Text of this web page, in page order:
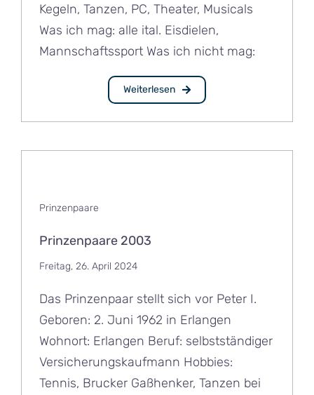
Kegeln, Tanzen, PC, Theater, Musicals
Was ich mag: alle ital. Eisdielen,
Mannschaftssport Was ich nicht mag:
Weiterlesen
Prinzenpaare
Prinzenpaare 2003
Freitag, 26. April 2024
Das Prinzenpaar stellt sich vor Peter I.
Geboren: 2. Juni 1962 in Erlangen
Wohnort: Erlangen Beruf: selbstständiger
Versicherungskaufmann Hobbies:
Tennis, Brucker Gaßhenker, Tanzen bei